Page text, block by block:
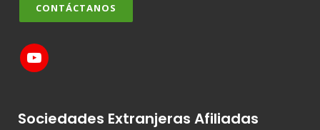
CONTÁCTANOS
Sociedades Extranjeras Afiliadas